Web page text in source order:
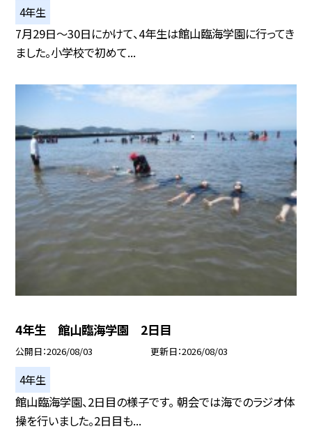
4年生
7月29日～30日にかけて、4年生は館山臨海学園に行ってき
ました。小学校で初めて...
4年生 館山臨海学園 2日目
公開日 2026/08/03 更新日 2026/08/03
4年生
館山臨海学園、2日目の様子です。 朝会では海でのラジオ体
操を行いました。2日目も...